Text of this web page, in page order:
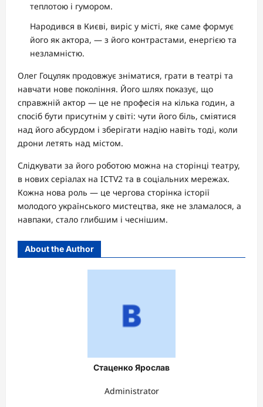
теплотою і гумором.
Народився в Києві, виріс у місті, яке саме формує
його як актора, — з його контрастами, енергією та
незламністю.
Олег Гоцуляк продовжує зніматися, грати в театрі та
навчати нове покоління. Його шлях показує, що
справжній актор — це не професія на кілька годин, а
спосіб бути присутнім у світі: чути його біль, сміятися
над його абсурдом і зберігати надію навіть тоді, коли
дрони летять над містом.
Слідкувати за його роботою можна на сторінці театру,
в нових серіалах на ICTV2 та в соціальних мережах.
Кожна нова роль — це чергова сторінка історії
молодого українського мистецтва, яке не зламалося, а
навпаки, стало глибшим і чеснішим.
About the Author
Стаценко Ярослав
Administrator